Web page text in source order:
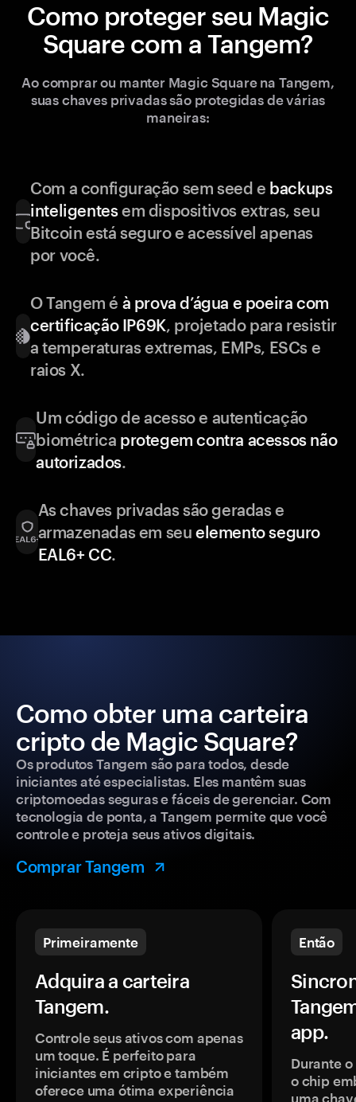
Como proteger seu Magic
Square com a Tangem?
Ao comprar ou manter Magic Square na Tangem,
suas chaves privadas são protegidas de várias
maneiras:
Com a configuração sem seed e backups
inteligentesem dispositivos extras, seu
Bitcoin está seguro e acessível apenas
por você.
O Tangem é à prova d’água e poeira com
certificação IP69K, projetado para resistir
a temperaturas extremas, EMPs, ESCs e
raios X.
Um código de acesso e autenticação
biométrica protegem contra acessos não
autorizados.
As chaves privadas são geradas e
armazenadas em seu elemento seguro
EAL6+ CC.
Como obter uma carteira
cripto de Magic Square?
Os produtos Tangem são para todos, desde
iniciantes até especialistas. Eles mantêm suas
criptomoedas seguras e fáceis de gerenciar. Com
tecnologia de ponta, a Tangem permite que você
controle e proteja seus ativos digitais.
Comprar Tangem
Primeiramente
Adquira a carteira
Tangem.
Controle seus ativos com apenas
um toque. É perfeito para
iniciantes em cripto e também
oferece uma ótima experiência
Então
app.
Durante
o chip
uma